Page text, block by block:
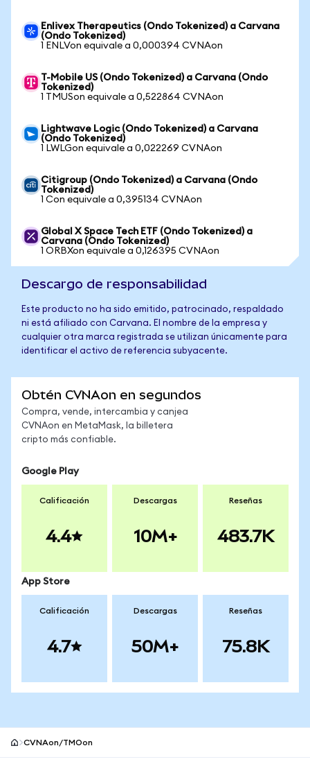
Enlivex Therapeutics (Ondo Tokenized) a Carvana
(Ondo Tokenized)
1 ENLVon equivale a 0,000394 CVNAon
T-Mobile US (Ondo Tokenized) a Carvana (Ondo
Tokenized)
1 TMUSon equivale a 0,522864 CVNAon
Lightwave Logic (Ondo Tokenized) a Carvana
(Ondo Tokenized)
1 LWLGon equivale a 0,022269 CVNAon
Citigroup (Ondo Tokenized) a Carvana (Ondo
Tokenized)
1 Con equivale a 0,395134 CVNAon
Global X Space Tech ETF (Ondo Tokenized) a
Carvana (Ondo Tokenized)
1 ORBXon equivale a 0,126395 CVNAon
Descargo de responsabilidad
Este producto no ha sido emitido, patrocinado, respaldado
ni está afiliado con Carvana. El nombre de la empresa y
cualquier otra marca registrada se utilizan únicamente para
identificar el activo de referencia subyacente.
Obtén CVNAon en segundos
Compra, vende, intercambia y canjea
CVNAon en MetaMask, la billetera
cripto más confiable.
Google Play
Calificación
4.4
Descargas
10M+
Reseñas
483.7K
App Store
Calificación
4.7
Descargas
50M+
Reseñas
75.8K
CVNAon/TMOon